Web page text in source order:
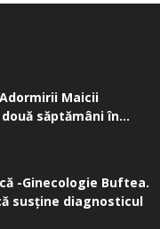
Maicii
săptămâni în...
-Ginecologie Buftea.
susţine diagnosticul